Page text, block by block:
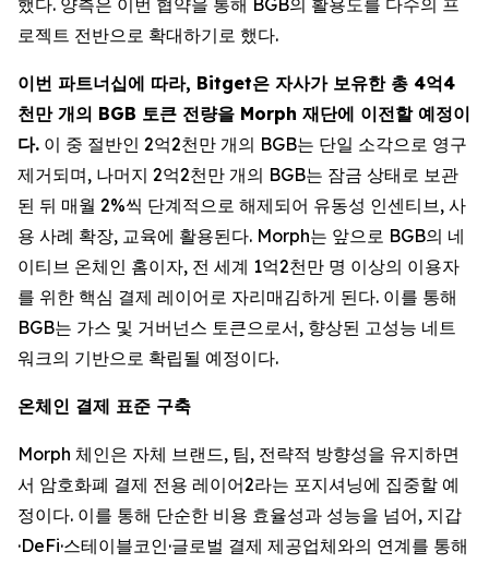
했다. 양측은 이번 협약을 통해 BGB의 활용도를 다수의 프
로젝트 전반으로 확대하기로 했다.
이번 파트너십에 따라, Bitget은 자사가 보유한 총 4억4
천만 개의 BGB 토큰 전량을 Morph 재단에 이전할 예정이
다. 이 중 절반인 2억2천만 개의 BGB는 단일 소각으로 영구
제거되며, 나머지 2억2천만 개의 BGB는 잠금 상태로 보관
된 뒤 매월 2%씩 단계적으로 해제되어 유동성 인센티브, 사
용 사례 확장, 교육에 활용된다. Morph는 앞으로 BGB의 네
이티브 온체인 홈이자, 전 세계 1억2천만 명 이상의 이용자
를 위한 핵심 결제 레이어로 자리매김하게 된다. 이를 통해
BGB는 가스 및 거버넌스 토큰으로서, 향상된 고성능 네트
워크의 기반으로 확립될 예정이다.
온체인 결제 표준 구축
Morph 체인은 자체 브랜드, 팀, 전략적 방향성을 유지하면
서 암호화폐 결제 전용 레이어2라는 포지셔닝에 집중할 예
정이다. 이를 통해 단순한 비용 효율성과 성능을 넘어, 지갑
·DeFi·스테이블코인·글로벌 결제 제공업체와의 연계를 통해